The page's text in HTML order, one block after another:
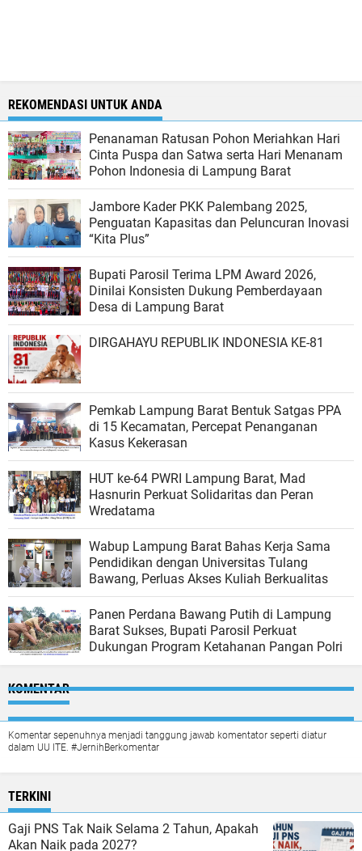
REKOMENDASI UNTUK ANDA
Penanaman Ratusan Pohon Meriahkan Hari
Cinta Puspa dan Satwa serta Hari Menanam
Pohon Indonesia di Lampung Barat
Jambore Kader PKK Palembang 2025,
Penguatan Kapasitas dan Peluncuran Inovasi
“Kita Plus”
Bupati Parosil Terima LPM Award 2026,
Dinilai Konsisten Dukung Pemberdayaan
Desa di Lampung Barat
DIRGAHAYU REPUBLIK INDONESIA KE-81
Pemkab Lampung Barat Bentuk Satgas PPA
di 15 Kecamatan, Percepat Penanganan
Kasus Kekerasan
HUT ke-64 PWRI Lampung Barat, Mad
Hasnurin Perkuat Solidaritas dan Peran
Wredatama
Wabup Lampung Barat Bahas Kerja Sama
Pendidikan dengan Universitas Tulang
Bawang, Perluas Akses Kuliah Berkualitas
Panen Perdana Bawang Putih di Lampung
Barat Sukses, Bupati Parosil Perkuat
Dukungan Program Ketahanan Pangan Polri
KOMENTAR
Komentar sepenuhnya menjadi tanggung jawab komentator seperti diatur
dalam UU ITE. #JernihBerkomentar
TERKINI
Gaji PNS Tak Naik Selama 2 Tahun, Apakah
Akan Naik pada 2027?